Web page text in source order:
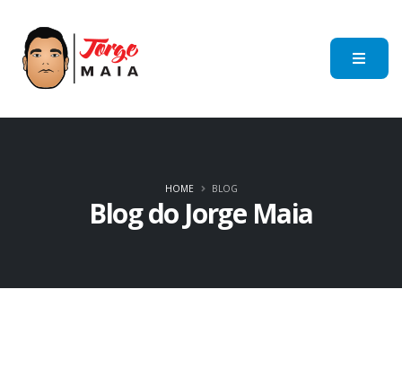
Blog do Jorge Maia
HOME BLOG